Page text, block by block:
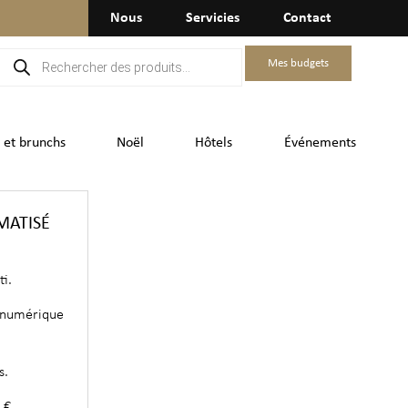
Nous Servicies Contact
Mes budgets
et brunchs Noël Hôtels Événements